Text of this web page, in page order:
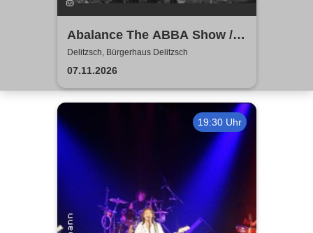
Abalance The ABBA Show /
Revival Show - a tribute to
ABBA
Delitzsch, Bürgerhaus Delitzsch
07.11.2026
19:30 Uhr